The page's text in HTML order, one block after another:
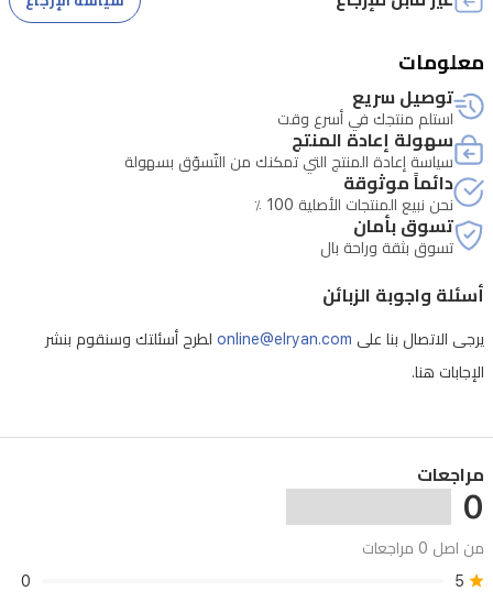
يدور
360
درجة
التشابك،
وهي
آمنة
لجميع
أنواع
المعالج
بالكيراتين
أو
البروتين،
معلومات
توصيل سريع
استلم منتجك في أسرع وقت
سهولة إعادة المنتج
سياسة إعادة المنتج التي تمكنك من التّسوّق بسهولة
دائماً موثوقة
نحن نبيع المنتجات الأصلية 100 ٪
تسوق بأمان
تسوق بثقة وراحة بال
أسئلة واجوبة الزبائن
يرجى الاتصال بنا على online@elryan.com لطرح أسئلتك وسنقوم بنشر
الإجابات هنا.
مراجعات
0
من اصل 0 مراجعات
5
0